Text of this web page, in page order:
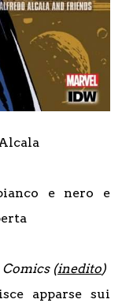
e nero e
(inedito)
apparse sui